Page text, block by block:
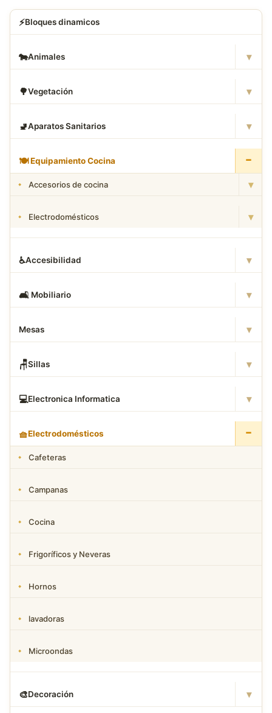
⚡Bloques dinamicos
🐄Animales ▾
🌳Vegetación ▾
🚽Aparatos Sanitarios ▾
🍽️ Equipamiento Cocina −
Accesorios de cocina ▾
Electrodomésticos ▾
♿Accesibilidad ▾
🛋 ️ Mobiliario ▾
Mesas ▾
🪑Sillas ▾
💻Electronica Informatica ▾
🧺Electrodomésticos −
Cafeteras
Campanas
Cocina
Frigoríficos y Neveras
Hornos
lavadoras
Microondas
🎨Decoración ▾